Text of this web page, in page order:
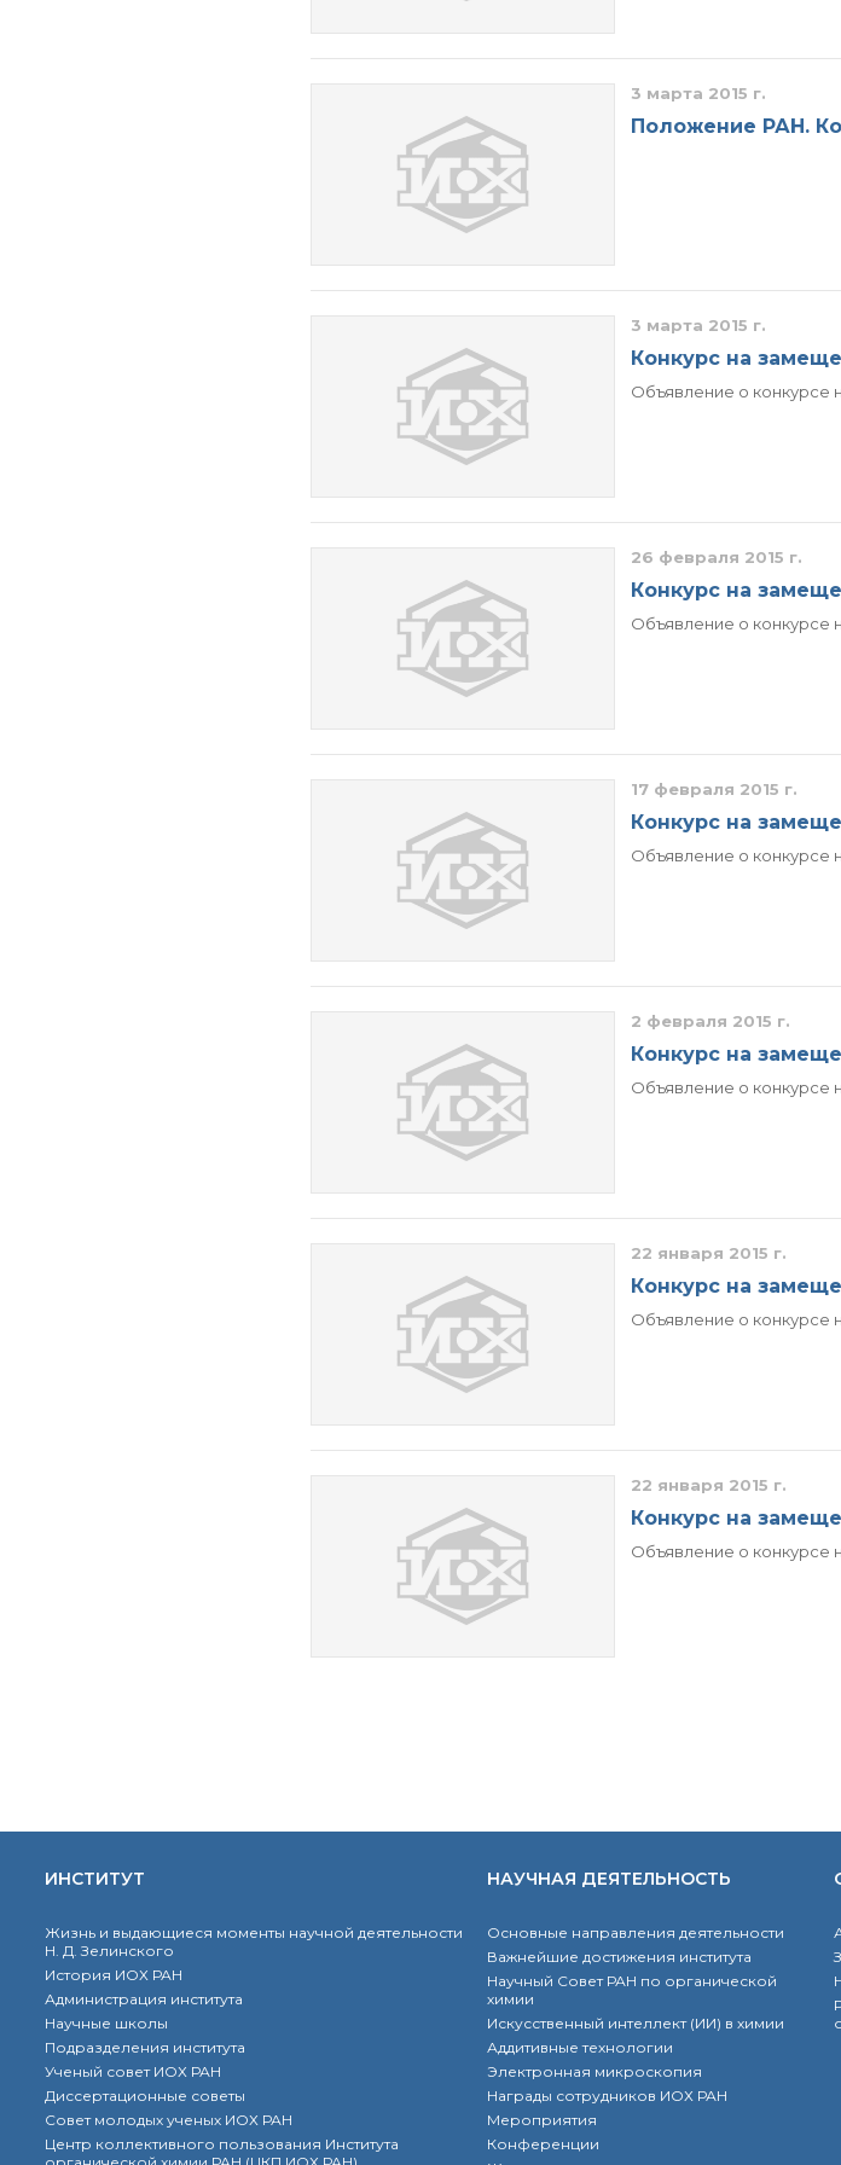
3 марта 2015 г.
Положение РАН.
3 марта 2015 г.
Конкурс на
Объявление о конкурсе
26 февраля 2015 г.
Конкурс на
Объявление о конкурсе
17 февраля 2015 г.
Конкурс на
Объявление о конкурсе
2 февраля 2015 г.
Конкурс на
Объявление о конкурсе
22 января 2015 г.
Конкурс на
Объявление о конкурсе
22 января 2015 г.
Конкурс на
Объявление о конкурсе
ИНСТИТУТ
Жизнь и выдающиеся моменты научной деятельности
Н. Д. Зелинского
История ИОХ РАН
Администрация института
Научные школы
Подразделения института
Ученый совет ИОХ РАН
Диссертационные советы
Совет молодых ученых ИОХ РАН
Центр коллективного пользования Института
НАУЧНАЯ ДЕЯТЕЛЬНОСТЬ
Основные направления деятельности
Важнейшие достижения института
Научный Совет РАН по органической
химии
Искусственный интеллект (ИИ) в химии
Аддитивные технологии
Электронная микроскопия
Награды сотрудников ИОХ РАН
Мероприятия
Конференции